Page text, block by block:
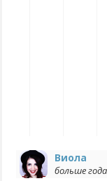
Виола
больше